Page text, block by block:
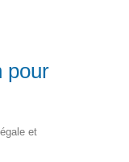
pour
et